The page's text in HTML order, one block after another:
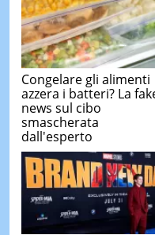
Congelare gli alimenti
azzera i batteri? La
news sul cibo
smascherata
dall'esperto